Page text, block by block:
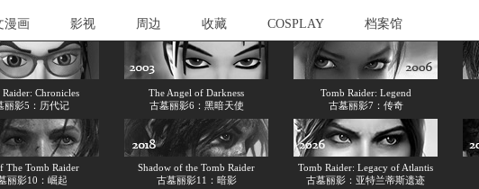
漫画 影视 周边 收藏 COSPLAY 档案馆
Raider: Chronicles
丽影5：历代记
The Angel of Darkness
古墓丽影6：黑暗天使
Tomb Raider: Legend
古墓丽影7：传奇
The Tomb Raider
丽影10：崛起
Shadow of the Tomb Raider
古墓丽影11：暗影
Tomb Raider: Legacy of Atlantis
古墓丽影：亚特兰蒂斯遗迹